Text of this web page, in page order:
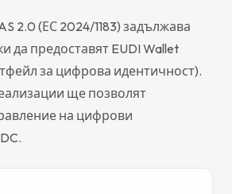
2.0 (ЕС 2024/1183) задължава
да предоставят EUDI Wallet
за цифрова идентичност).
ще позволят
на цифрови